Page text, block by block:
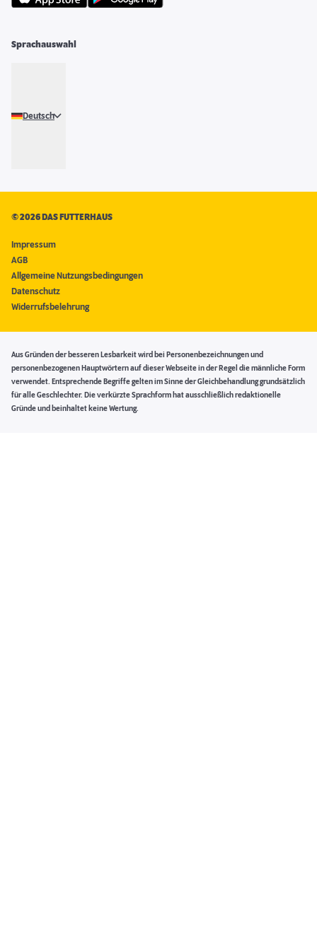
Sprachauswahl
Deutsch
©2026 DAS FUTTERHAUS
Impressum
AGB
Allgemeine Nutzungsbedingungen
Datenschutz
Widerrufsbelehrung
Aus Gründen der besseren Lesbarkeit wird bei Personenbezeichnungen und
personenbezogenen Hauptwörtern auf dieser Webseite in der Regel die männliche Form
verwendet. Entsprechende Begriffe gelten im Sinne der Gleichbehandlung grundsätzlich
für alle Geschlechter. Die verkürzte Sprachform hat ausschließlich redaktionelle
Gründe und beinhaltet keine Wertung.